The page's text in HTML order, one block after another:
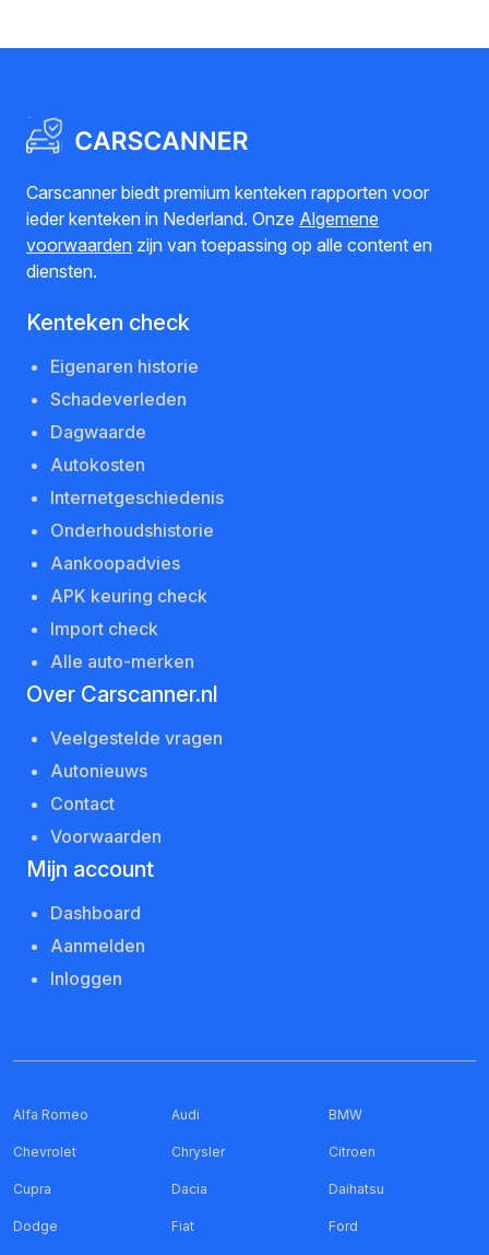
Carscanner biedt premium kenteken rapporten voor
ieder kenteken in Nederland. Onze Algemene
voorwaarden zijn van toepassing op alle content en
diensten.
Kenteken check
Eigenaren historie
Schadeverleden
Dagwaarde
Autokosten
Internetgeschiedenis
Onderhoudshistorie
Aankoopadvies
APK keuring check
Import check
Alle auto-merken
Over Carscanner.nl
Veelgestelde vragen
Autonieuws
Contact
Voorwaarden
Mijn account
Dashboard
Aanmelden
Inloggen
Alfa Romeo Audi BMW
Chevrolet Chrysler Citroen
Cupra Dacia Daihatsu
Dodge Fiat Ford